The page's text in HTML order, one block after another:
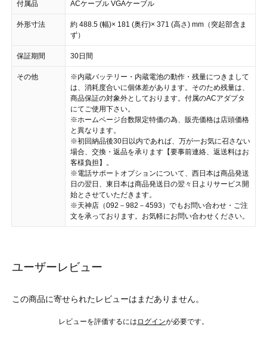
付属品 ACケーブル VGAケーブル
外形寸法
約 488.5 (幅)× 181 (奥行)× 371 (高さ) mm（突起部含ま
ず）
保証期間 30日間
その他
※内蔵バッテリー・内蔵電池の動作・残量につきまして
は、消耗度合いに個体差があります。そのため残量は、
商品保証の対象外としております。付属のACアダプタ
にてご使用下さい。
※ホームページ台数限定特価の為、販売価格は店頭価格
と異なります。
※初回納品後30日以内であれば、万が一お気に召さない
場合、交換・返品を承ります【要事前連絡、返送料はお
客様負担】。
※電話サポートオプションについて、西日本は商品発送
日の翌日、東日本は商品発送日の翌々日よりサービス開
始とさせていただきます。
※天神店（092－982－4593）でもお問い合わせ・ご注
文を承っております。お気軽にお問い合わせください。
ユーザーレビュー
この商品に寄せられたレビューはまだありません。
レビューを評価するには ログインが必要です。